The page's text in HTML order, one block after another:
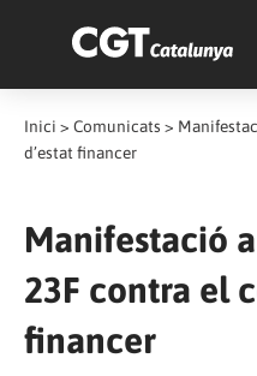
Inici > Comunicats >
d’estat financer
Manifestació
23F contra el
financer